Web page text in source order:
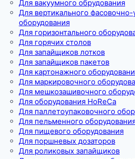
Для вакуумного обрудования
Для вертикального фасовочно-
оборудования
Для горизонтального
Для горячих столов
Для запайщиков лотков
Для запайщиков пакетов
Для картонажного
Для маркировочного
Для мешкозашивочного
Для оборудования HoReCa
Для паллетоупаковочного
Для пельменного
Для пищевого оборудования
Для поршневых дозаторов
Для роликовых запайщиков